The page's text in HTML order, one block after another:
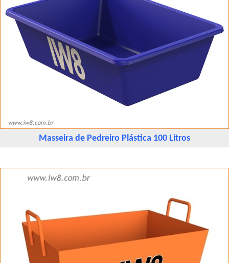
Masseira de Pedreiro Plástica 100 Litros